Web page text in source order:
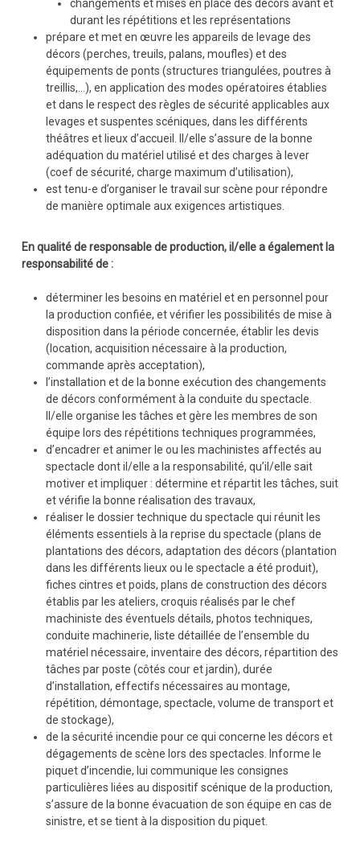
changements et mises en place des décors avant et
durant les répétitions et les représentations
prépare et met en œuvre les appareils de levage des
décors (perches, treuils, palans, moufles) et des
équipements de ponts (structures triangulées, poutres à
treillis,…), en application des modes opératoires établies
et dans le respect des règles de sécurité applicables aux
levages et suspentes scéniques, dans les différents
théâtres et lieux d’accueil. Il/elle s’assure de la bonne
adéquation du matériel utilisé et des charges à lever
(coef de sécurité, charge maximum d’utilisation),
est tenu-e d’organiser le travail sur scène pour répondre
de manière optimale aux exigences artistiques.
En qualité de responsable de production, il/elle a également la
responsabilité de :
déterminer les besoins en matériel et en personnel pour
la production confiée, et vérifier les possibilités de mise à
disposition dans la période concernée, établir les devis
(location, acquisition nécessaire à la production,
commande après acceptation),
l’installation et de la bonne exécution des changements
de décors conformément à la conduite du spectacle.
Il/elle organise les tâches et gère les membres de son
équipe lors des répétitions techniques programmées,
d’encadrer et animer le ou les machinistes affectés au
spectacle dont il/elle a la responsabilité, qu’il/elle sait
motiver et impliquer : détermine et répartit les tâches, suit
et vérifie la bonne réalisation des travaux,
réaliser le dossier technique du spectacle qui réunit les
éléments essentiels à la reprise du spectacle (plans de
plantations des décors, adaptation des décors (plantation
dans les différents lieux ou le spectacle a été produit),
fiches cintres et poids, plans de construction des décors
établis par les ateliers, croquis réalisés par le chef
machiniste des éventuels détails, photos techniques,
conduite machinerie, liste détaillée de l’ensemble du
matériel nécessaire, inventaire des décors, répartition des
tâches par poste (côtés cour et jardin), durée
d’installation, effectifs nécessaires au montage,
répétition, démontage, spectacle, volume de transport et
de stockage),
de la sécurité incendie pour ce qui concerne les décors et
dégagements de scène lors des spectacles. Informe le
piquet d’incendie, lui communique les consignes
particulières liées au dispositif scénique de la production,
s’assure de la bonne évacuation de son équipe en cas de
sinistre, et se tient à la disposition du piquet.